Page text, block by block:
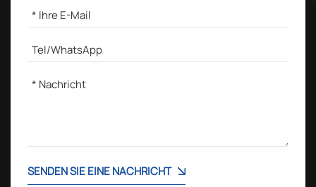
SENDEN SIE EINE NACHRICHT